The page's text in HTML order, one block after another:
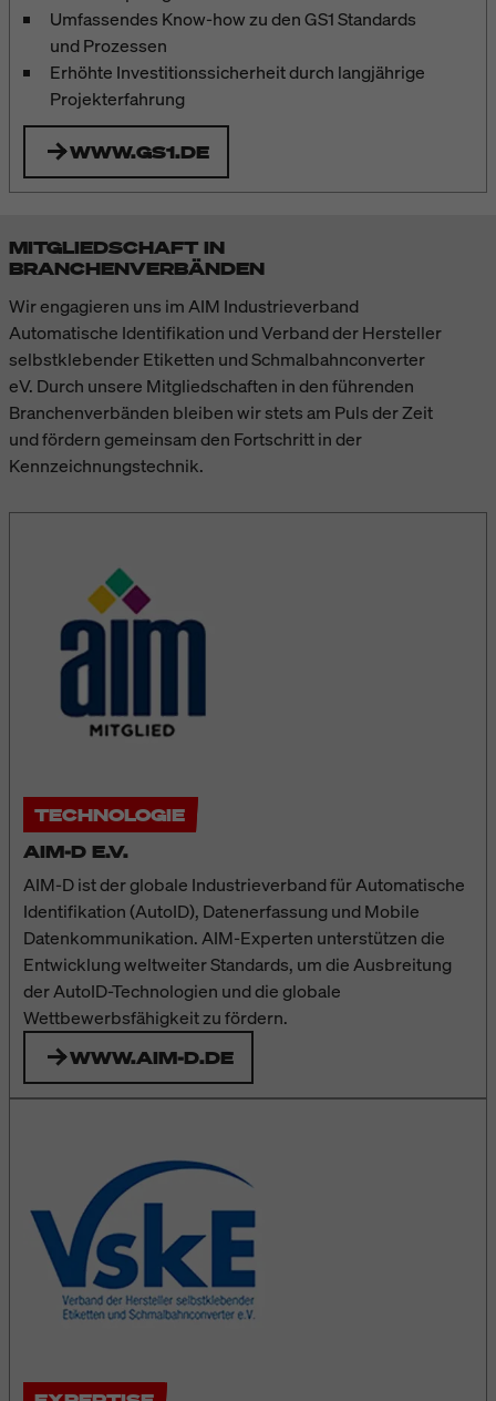
Umfassendes Know-how zu den GS1 Standards
und Prozessen
Erhöhte Investitionssicherheit durch langjährige
Projekterfahrung
WWW.GS1.DE
MITGLIEDSCHAFT IN
BRANCHENVERBÄNDEN
Wir engagieren uns im AIM Industrieverband
Automatische Identifikation und Verband der Hersteller
selbstklebender Etiketten und Schmalbahnconverter
eV. Durch unsere Mitgliedschaften in den führenden
Branchenverbänden bleiben wir stets am Puls der Zeit
und fördern gemeinsam den Fortschritt in der
Kennzeichnungstechnik.
TECHNOLOGIE
AIM-D E.V.
AIM-D ist der globale Industrieverband für Automatische
Identifikation (AutoID), Datenerfassung und Mobile
Datenkommunikation. AIM-Experten unterstützen die
Entwicklung weltweiter Standards, um die Ausbreitung
der AutoID-Technologien und die globale
Wettbewerbsfähigkeit zu fördern.
WWW.AIM-D.DE